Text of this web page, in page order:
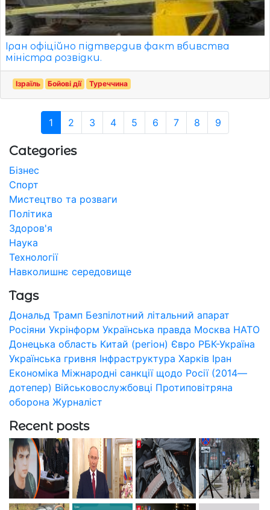
Іран офіційно підтвердив факт вбивства
міністра розвідки.
Ізраїль Бойові дії Туреччина
1 2 3 4 5 6 7 8 9
Categories
Бізнес
Спорт
Мистецтво та розваги
Політика
Здоров'я
Наука
Технології
Навколишнє середовище
Tags
Дональд Трамп Безпілотний літальний апарат
Росіяни Укрінформ Українська правда Москва НАТО
Донецька область Китай (регіон) Євро РБК-Україна
Українська гривня Інфраструктура Харків Іран
Економіка Міжнародні санкції щодо Росії (2014—
дотепер) Військовослужбовці Протиповітряна
оборона Журналіст
Recent posts